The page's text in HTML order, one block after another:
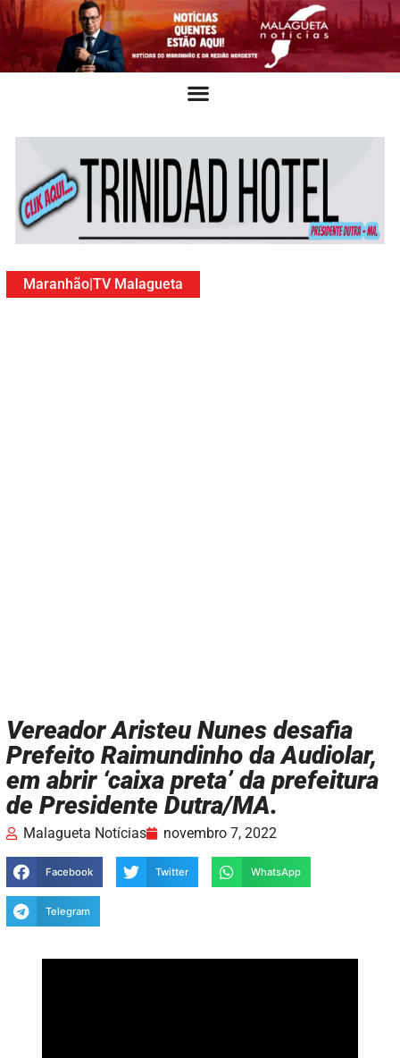
Maranhão|TV Malagueta
Vereador Aristeu Nunes desafia
Prefeito Raimundinho da Audiolar,
em abrir ‘caixa preta’ da prefeitura
de Presidente Dutra/MA.
Malagueta Notícias novembro 7, 2022
Facebook Twitter WhatsApp
Telegram